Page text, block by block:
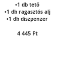
•1 db tető​
•1 db ragasztós alj​
•1 db diszpenzer
4 445 Ft